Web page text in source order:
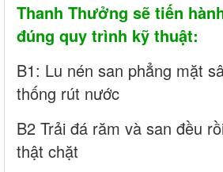
Thanh Thưởng sẽ tiến
đúng quy trình kỹ thuật:
B1: Lu nén san phẳng mặt
thống rút nước
B2 Trải đá răm và san đều
thật chặt